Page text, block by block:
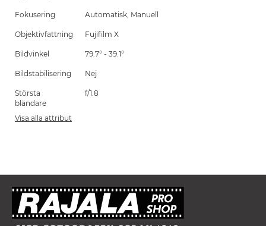
Fokusering Automatisk, Manuell
Objektivfattning Fujifilm X
Bildvinkel 79.7° - 39.1°
Bildstabilisering Nej
Största
bländare
f/1.8
Visa alla attribut